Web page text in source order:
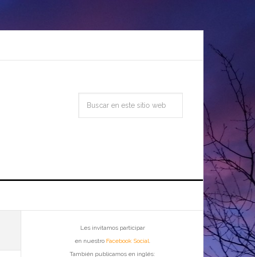
Les invitamos participar
en nuestro Facebook Social.
También publicamos en inglés: